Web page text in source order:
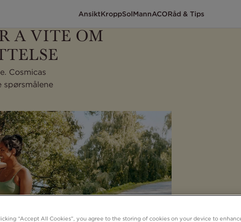
AnsiktKroppSolMannACORåd & Tips
A VITE OM
Cosmicas
spørsmålene
“Accept All Cookies”, you agree to the storing of cookies on your device to